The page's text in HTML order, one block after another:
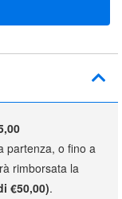
partenza, o fino a
rimborsata la
€50,00).